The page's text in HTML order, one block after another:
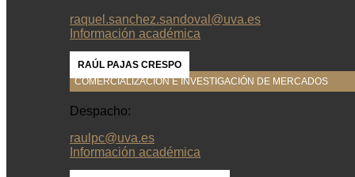
raquel.sanchez.sandoval@uva.es
Información académica
RAÚL PAJAS CRESPO
COMERCIALIZACIÓN E INVESTIGACIÓN DE MERCADOS
Despacho:
raulpc@uva.es
Información académica